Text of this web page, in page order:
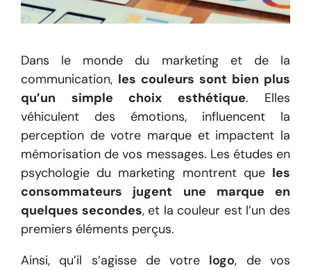
Dans le monde du marketing et de la
communication, les couleurs sont bien plus
qu’un simple choix esthétique. Elles
véhiculent des émotions, influencent la
perception de votre marque et impactent la
mémorisation de vos messages. Les études en
psychologie du marketing montrent que les
consommateurs jugent une marque en
quelques secondes, et la couleur est l’un des
premiers éléments perçus.
Ainsi, qu’il s’agisse de votre logo, de vos